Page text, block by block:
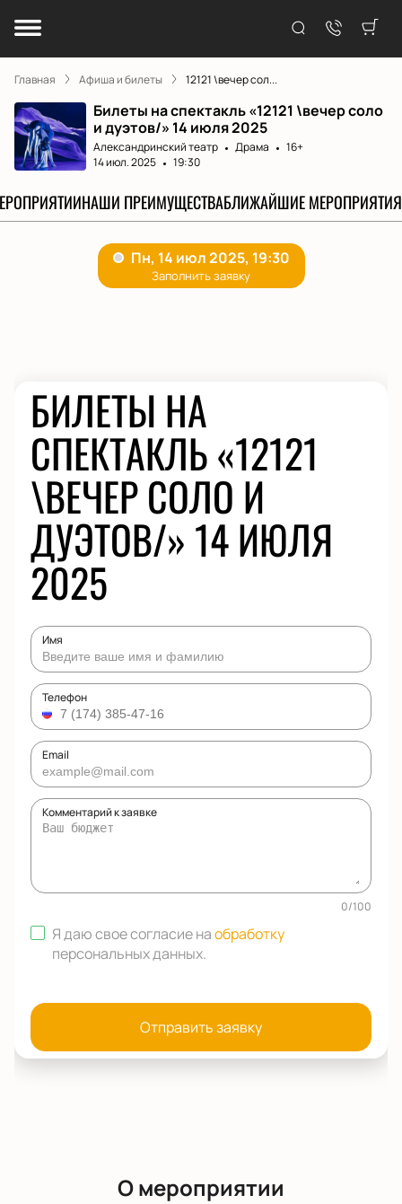
Главная Афиша и билеты 12121 \вечер сол...
Билеты на спектакль «12121 \вечер соло
и дуэтов/» 14 июля 2025
Александринский театр Драма
16+
14 июл. 2025
19:30
НАШИ ПРЕИМУЩЕСТВАБЛИЖАЙШИЕ МЕРОПРИЯТИЯ
БИЛЕТЫ НА
СПЕКТАКЛЬ «12121
\ВЕЧЕР СОЛО И
ДУЭТОВ/» 14 ИЮЛЯ
2025
Имя
Телефон
Email
Комментарий к заявке
0/100
Я даю свое согласие наобработку
персональных данных.
Отправить заявку
О мероприятии